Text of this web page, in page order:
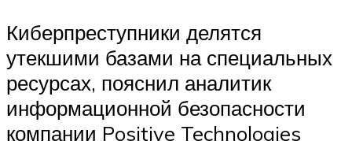
Киберпреступники делятся
утекшими базами на специальных
ресурсах, пояснил аналитик
информационной безопасности
компании Positive Technologies